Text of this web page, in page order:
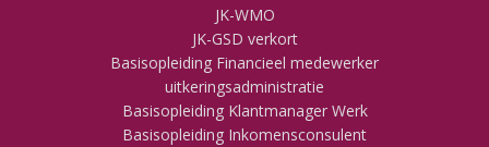
JK-WMO
JK-GSD verkort
Basisopleiding Financieel medewerker
uitkeringsadministratie
Basisopleiding Klantmanager Werk
Basisopleiding Inkomensconsulent